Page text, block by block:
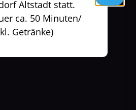
GMBH
Altstadt statt.
ca. 50 Minuten/
Getränke)